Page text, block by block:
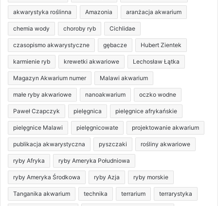
akwarystyka roślinna Amazonia aranżacja akwarium
chemia wody choroby ryb Cichlidae
czasopismo akwarystyczne gębacze Hubert Zientek
karmienie ryb krewetki akwariowe Lechosław Łątka
Magazyn Akwarium numer Malawi akwarium
małe ryby akwariowe nanoakwarium oczko wodne
Paweł Czapczyk pielęgnica pielęgnice afrykańskie
pielęgnice Malawi pielęgnicowate projektowanie akwarium
publikacja akwarystyczna pyszczaki rośliny akwariowe
ryby Afryka ryby Ameryka Południowa
ryby Ameryka Środkowa ryby Azja ryby morskie
Tanganika akwarium technika terrarium terrarystyka